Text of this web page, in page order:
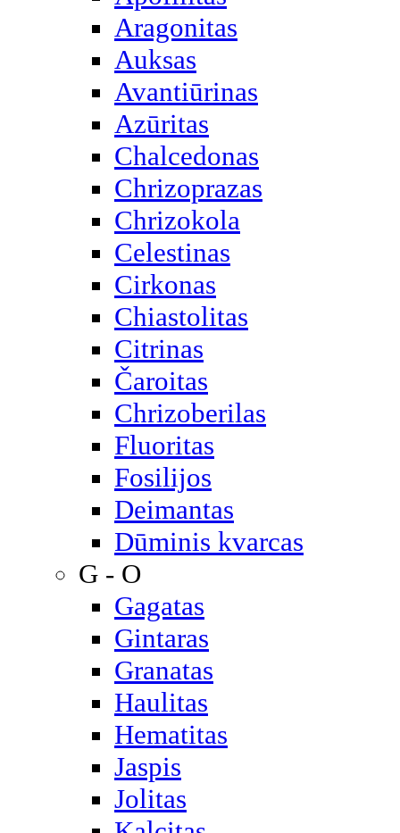
Aragonitas
Auksas
Avantiūrinas
Azūritas
Chalcedonas
Chrizoprazas
Chrizokola
Celestinas
Cirkonas
Chiastolitas
Citrinas
Čaroitas
Chrizoberilas
Fluoritas
Fosilijos
Deimantas
Dūminis kvarcas
G - O
Gagatas
Gintaras
Granatas
Haulitas
Hematitas
Jaspis
Jolitas